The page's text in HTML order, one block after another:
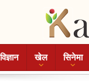
खेल सिनेमा